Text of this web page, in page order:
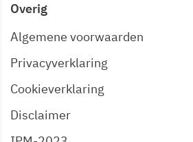
Overig
Algemene voorwaarden
Privacyverklaring
Cookieverklaring
Disclaimer